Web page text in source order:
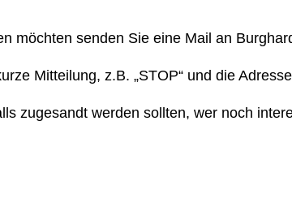
möchten senden Sie eine Mail an
Mitteilung, z.B. „STOP“ und die
zugesandt werden sollten, wer noch